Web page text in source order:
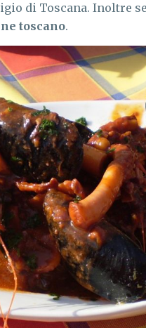
di Toscana. Inoltre
toscano.